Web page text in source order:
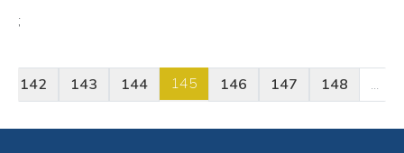
;
142 143 144 145 146 147 148 ...